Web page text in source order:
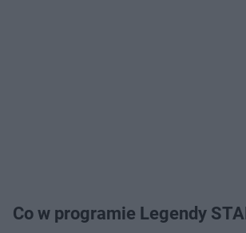
Co w programie Legendy